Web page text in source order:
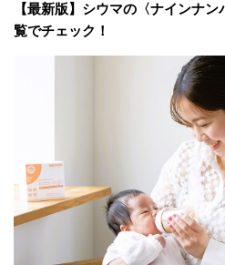
【最新版】シウマの〈ナインナ
覧でチェック！